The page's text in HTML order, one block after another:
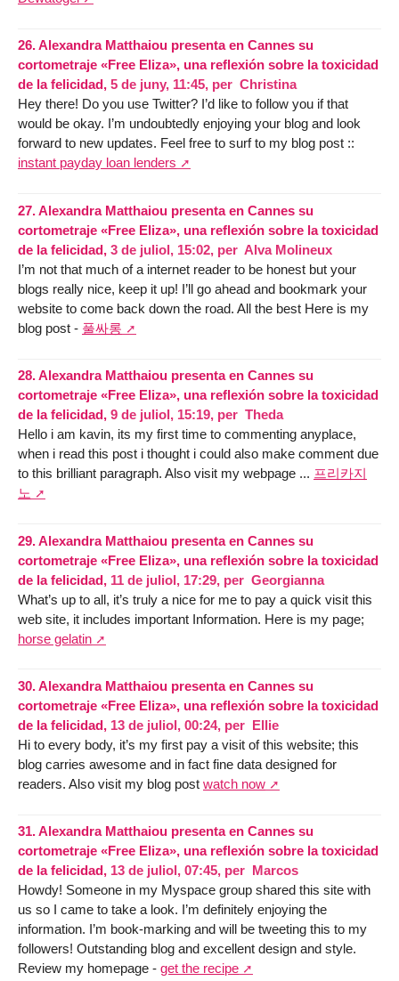
26.Alexandra Matthaiou presenta en Cannes su
cortometraje «Free Eliza», una reflexión sobre la toxicidad
de la felicidad, 5 de juny, 11:45, per Christina
Hey there! Do you use Twitter? I’d like to follow you if that
would be okay. I’m undoubtedly enjoying your blog and look
forward to new updates. Feel free to surf to my blog post ::
instant payday loan lenders
27.Alexandra Matthaiou presenta en Cannes su
cortometraje «Free Eliza», una reflexión sobre la toxicidad
de la felicidad, 3 de juliol, 15:02, per Alva Molineux
I’m not that much of a internet reader to be honest but your
blogs really nice, keep it up! I’ll go ahead and bookmark your
website to come back down the road. All the best Here is my
blog post - 풀싸롱
28.Alexandra Matthaiou presenta en Cannes su
cortometraje «Free Eliza», una reflexión sobre la toxicidad
de la felicidad, 9 de juliol, 15:19, per Theda
Hello i am kavin, its my first time to commenting anyplace,
when i read this post i thought i could also make comment due
to this brilliant paragraph. Also visit my webpage ... 프리카지
노
29.Alexandra Matthaiou presenta en Cannes su
cortometraje «Free Eliza», una reflexión sobre la toxicidad
de la felicidad, 11 de juliol, 17:29, per Georgianna
What’s up to all, it’s truly a nice for me to pay a quick visit this
web site, it includes important Information. Here is my page;
horse gelatin
30.Alexandra Matthaiou presenta en Cannes su
cortometraje «Free Eliza», una reflexión sobre la toxicidad
de la felicidad, 13 de juliol, 00:24, per Ellie
Hi to every body, it’s my first pay a visit of this website; this
blog carries awesome and in fact fine data designed for
readers. Also visit my blog post watch now
31.Alexandra Matthaiou presenta en Cannes su
cortometraje «Free Eliza», una reflexión sobre la toxicidad
de la felicidad, 13 de juliol, 07:45, per Marcos
Howdy! Someone in my Myspace group shared this site with
us so I came to take a look. I’m definitely enjoying the
information. I’m book-marking and will be tweeting this to my
followers! Outstanding blog and excellent design and style.
Review my homepage - get the recipe